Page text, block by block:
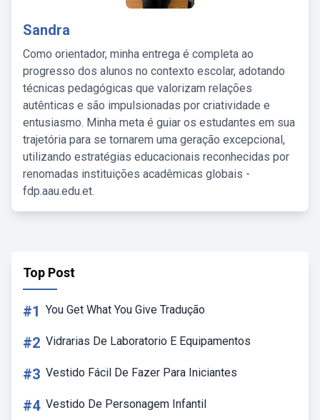
Sandra
Como orientador, minha entrega é completa ao
progresso dos alunos no contexto escolar, adotando
técnicas pedagógicas que valorizam relações
autênticas e são impulsionadas por criatividade e
entusiasmo. Minha meta é guiar os estudantes em sua
trajetória para se tornarem uma geração excepcional,
utilizando estratégias educacionais reconhecidas por
renomadas instituições acadêmicas globais -
fdp.aau.edu.et.
Top Post
#1 You Get What You Give Tradução
#2 Vidrarias De Laboratorio E Equipamentos
#3 Vestido Fácil De Fazer Para Iniciantes
#4 Vestido De Personagem Infantil